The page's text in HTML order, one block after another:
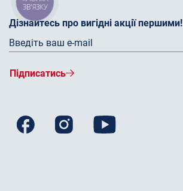
Дізнайтесь про вигідні акції першими!
Підписатись
ЗВ'ЯЗКУ